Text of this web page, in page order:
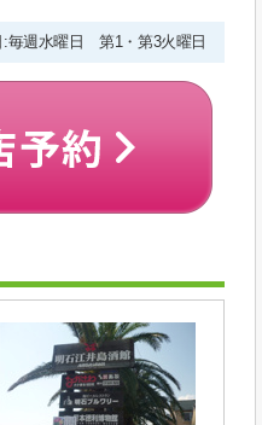
週水曜日 第1・第3火曜日